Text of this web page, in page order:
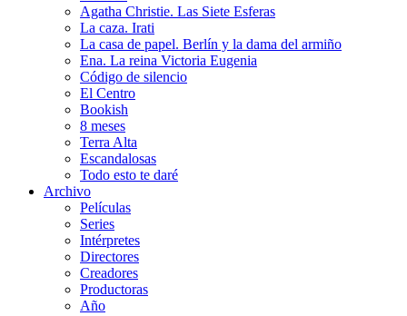
Agatha Christie. Las Siete Esferas
La caza. Irati
La casa de papel. Berlín y la dama del armiño
Ena. La reina Victoria Eugenia
Código de silencio
El Centro
Bookish
8 meses
Terra Alta
Escandalosas
Todo esto te daré
Archivo
Películas
Series
Intérpretes
Directores
Creadores
Productoras
Año